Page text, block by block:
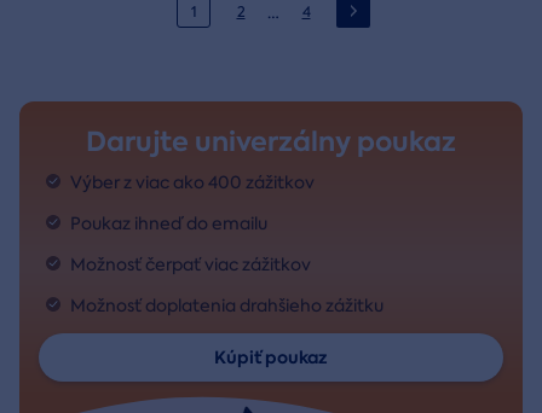
1 2 … 4
Darujte univerzálny poukaz
Výber z viac ako 400 zážitkov
Poukaz ihneď do emailu
Možnosť čerpať viac zážitkov
Možnosť doplatenia drahšieho zážitku
Kúpiť poukaz